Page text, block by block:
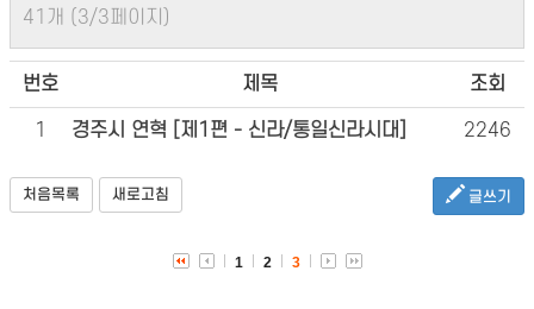
41개 (3/3페이지)
번호 제목 조회
1 경주시 연혁 [제1편 - 신라/통일신라시대] 2246
처음목록 새로고침 글쓰기
1 2 3